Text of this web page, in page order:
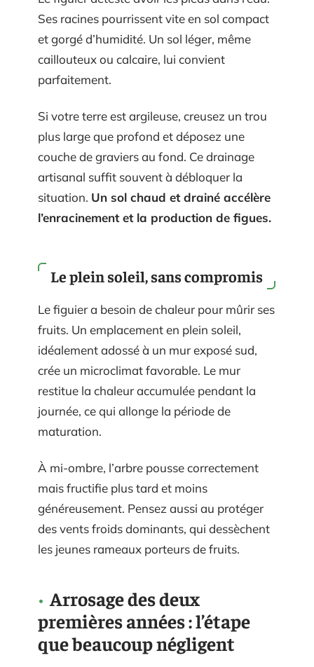
Ses racines pourrissent vite en sol compact
et gorgé d’humidité. Un sol léger, même
caillouteux ou calcaire, lui convient
parfaitement.
Si votre terre est argileuse, creusez un trou
plus large que profond et déposez une
couche de graviers au fond. Ce drainage
artisanal suffit souvent à débloquer la
situation. Un sol chaud et drainé accélère
l’enracinement et la production de figues.
Le plein soleil, sans compromis
Le figuier a besoin de chaleur pour mûrir ses
fruits. Un emplacement en plein soleil,
idéalement adossé à un mur exposé sud,
crée un microclimat favorable. Le mur
restitue la chaleur accumulée pendant la
journée, ce qui allonge la période de
maturation.
À mi-ombre, l’arbre pousse correctement
mais fructifie plus tard et moins
généreusement. Pensez aussi au protéger
des vents froids dominants, qui dessèchent
les jeunes rameaux porteurs de fruits.
Arrosage des deux
premières années : l’étape
que beaucoup négligent